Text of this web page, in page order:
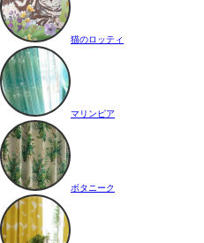
猫のロッティ
マリンピア
ボタニーク